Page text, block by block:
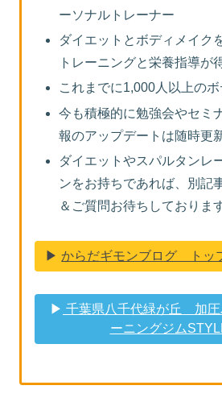
ーソナルトレーナー
ダイエットとボディメイク
トレーニングと栄養指導が
これまでに1,000人以上の
今も積極的に勉強会やセミ
報のアップデートは随時更
ダイエットやスパルタンレ
ンをお持ちであれば、別記
＆ご質問お待ちしており
▶︎からだギモンブログ トッ
▶︎ 千葉県八千代緑が丘 加圧
ーニングジム